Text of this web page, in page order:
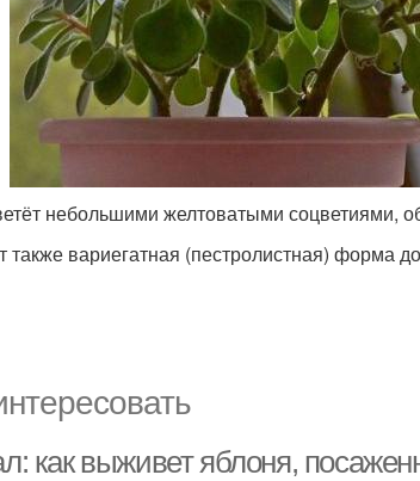
небольшими желтоватыми соцветиями,
также вариегатная (пестролистная) форма
как выживет яблоня,